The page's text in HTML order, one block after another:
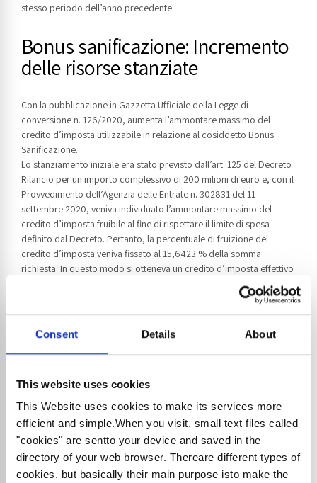
Consent Details About
This website uses cookies
This Website uses cookies to make its services more
efficient and simple.When you visit, small text files called
"cookies" are sentto your device and saved in the
directory of your web browser. Thereare different types of
cookies, but basically their main purpose isto make the
stesso periodo dell’anno precedente.
Bonus sanificazione: Incremento
delle risorse stanziate
Con la pubblicazione in Gazzetta Ufficiale della Legge di
conversione n. 126/2020, aumenta l’ammontare massimo del
credito d’imposta utilizzabile in relazione al cosiddetto Bonus
Sanificazione.
Lo stanziamento iniziale era stato previsto dall’art. 125 del Decreto
Rilancio per un importo complessivo di 200 milioni di euro e, con il
Provvedimento dell’Agenzia delle Entrate n. 302831 del 11
settembre 2020, veniva individuato l’ammontare massimo del
credito d’imposta fruibile al fine di rispettare il limite di spesa
definito dal Decreto. Pertanto, la percentuale di fruizione del
credito d’imposta veniva fissato al 15,6423 % della somma
richiesta. In questo modo si otteneva un credito d’imposta effettivo
Le legge di conversione ha aumentato di euro 403 milioni lo
stanziamento iniziale, innalzandolo a complessivi euro 603 milioni;
di conseguenza si innalza anche la percentuale di fruizione del
credito precedentemente concessa, passando dal 15,6423% al
47,1618%.Il credito d’impostaspettante diventa quindi
limite di euro 60.000.
Estensione dei beneficiari al
contributo a fondo perduto